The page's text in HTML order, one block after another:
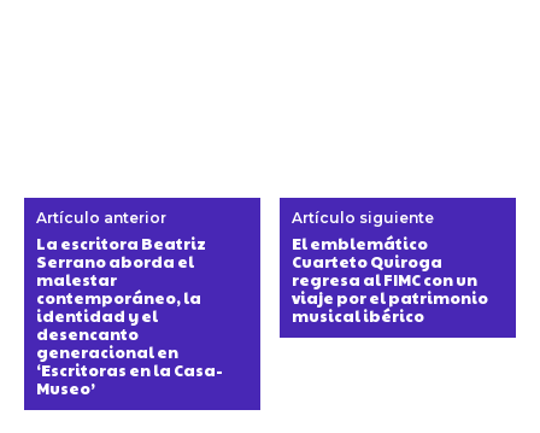
Artículo anterior
La escritora Beatriz
Serrano aborda el
malestar
contemporáneo, la
identidad y el
desencanto
generacional en
‘Escritoras en la Casa-
Museo’
Artículo siguiente
El emblemático
Cuarteto Quiroga
regresa al FIMC con un
viaje por el patrimonio
musical ibérico